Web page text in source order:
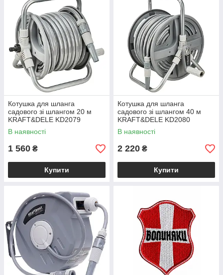
Котушка для шланга
садового зі шлангом 20 м
KRAFT&DELE KD2079
В наявності
1 560 ₴
Купити
Котушка для шланга
садового зі шлангом 40 м
KRAFT&DELE KD2080
В наявності
2 220 ₴
Купити